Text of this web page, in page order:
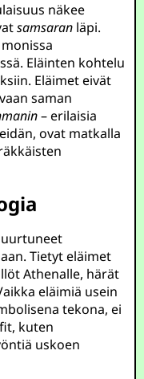
näkee
samsaran läpi.
Eläinten kohtelu
Eläimet eivät
saman
– erilaisia
ovat matkalla
Tietyt eläimet
Athenalle, härät
eläimiä usein
tekona, ei
kuten
uskoen